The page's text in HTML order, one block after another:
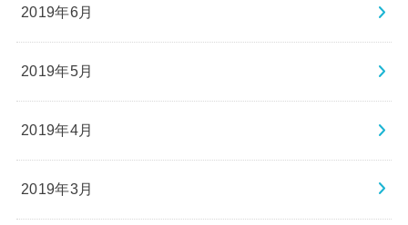
2019年6月
2019年5月
2019年4月
2019年3月